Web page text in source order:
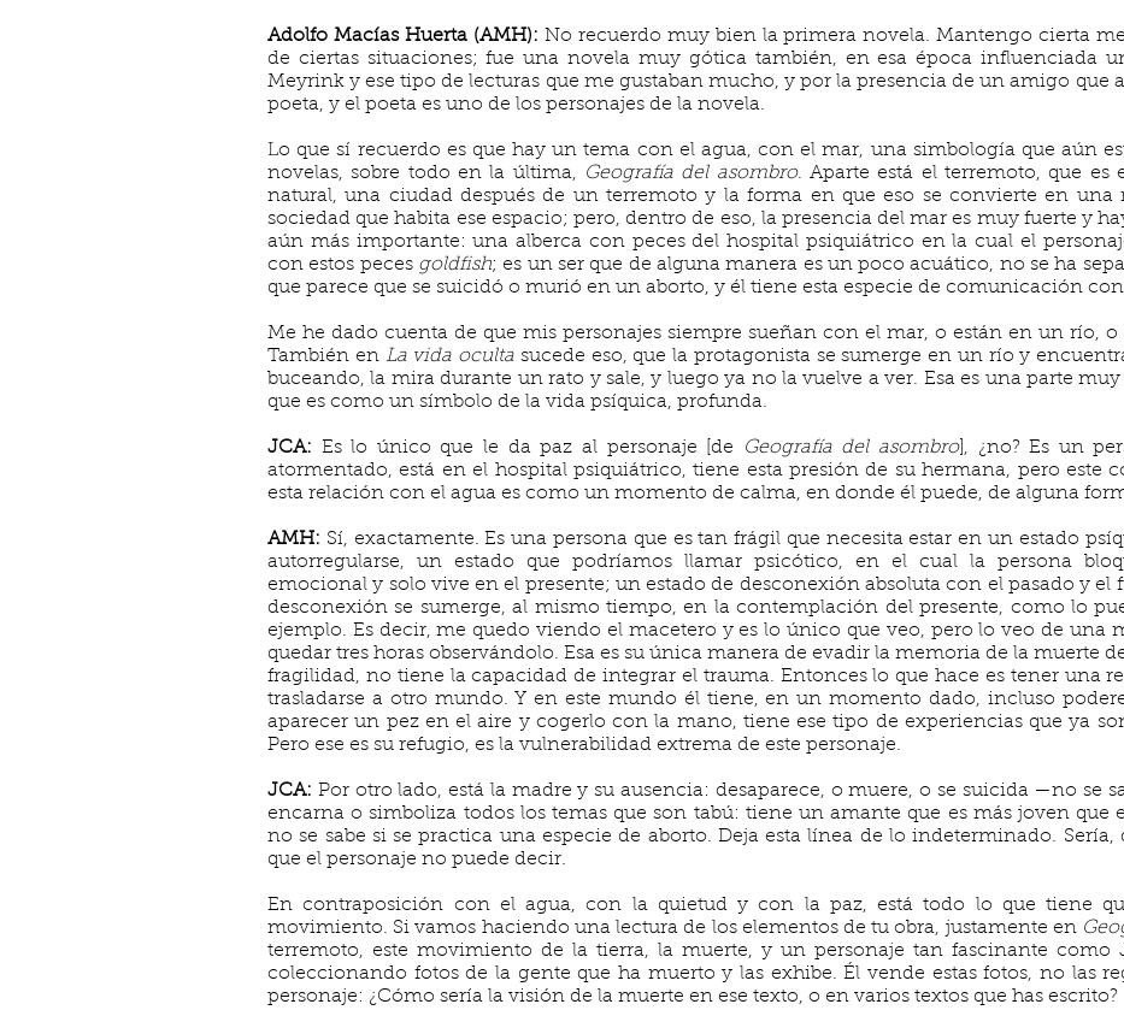
Adolfo Macías Huerta (AMH): No recuerdo muy bien la primera novela. Mantengo cierta
de ciertas situaciones; fue una novela muy gótica también, en esa época influenciada
Meyrink y ese tipo de lecturas que me gustaban mucho, y por la presencia de un amigo que
poeta, y el poeta es uno de los personajes de la novela.
Lo que sí recuerdo es que hay un tema con el agua, con el mar, una simbología que aún
novelas, sobre todo en la última, Geografía del asombro. Aparte está el terremoto, que es
natural, una ciudad después de un terremoto y la forma en que eso se convierte en una
sociedad que habita ese espacio; pero, dentro de eso, la presencia del mar es muy fuerte y
aún más importante: una alberca con peces del hospital psiquiátrico en la cual el
con estos peces goldfish; es un ser que de alguna manera es un poco acuático, no se ha
que parece que se suicidó o murió en un aborto, y él tiene esta especie de comunicación con
Me he dado cuenta de que mis personajes siempre sueñan con el mar, o están en un río, o
También en La vida oculta sucede eso, que la protagonista se sumerge en un río y
buceando, la mira durante un rato y sale, y luego ya no la vuelve a ver. Esa es una parte
que es como un símbolo de la vida psíquica, profunda.
JCA: Es lo único que le da paz al personaje [de Geografía del asombro], ¿no? Es un
atormentado, está en el hospital psiquiátrico, tiene esta presión de su hermana, pero este
esta relación con el agua es como un momento de calma, en donde él puede, de alguna
AMH: Sí, exactamente. Es una persona que es tan frágil que necesita estar en un estado
autorregularse, un estado que podríamos llamar psicótico, en el cual la persona
emocional y solo vive en el presente; un estado de desconexión absoluta con el pasado y el
desconexión se sumerge, al mismo tiempo, en la contemplación del presente, como lo
ejemplo. Es decir, me quedo viendo el macetero y es lo único que veo, pero lo veo de una
quedar tres horas observándolo. Esa es su única manera de evadir la memoria de la muerte
fragilidad, no tiene la capacidad de integrar el trauma. Entonces lo que hace es tener una
trasladarse a otro mundo. Y en este mundo él tiene, en un momento dado, incluso
aparecer un pez en el aire y cogerlo con la mano, tiene ese tipo de experiencias que ya
Pero ese es su refugio, es la vulnerabilidad extrema de este personaje.
JCA: Por otro lado, está la madre y su ausencia: desaparece, o muere, o se suicida —no se
encarna o simboliza todos los temas que son tabú: tiene un amante que es más joven que
no se sabe si se practica una especie de aborto. Deja esta línea de lo indeterminado.
que el personaje no puede decir.
En contraposición con el agua, con la quietud y con la paz, está todo lo que tiene
movimiento. Si vamos haciendo una lectura de los elementos de tu obra, justamente en
terremoto, este movimiento de la tierra, la muerte, y un personaje tan fascinante como
coleccionando fotos de la gente que ha muerto y las exhibe. Él vende estas fotos, no las
personaje: ¿Cómo sería la visión de la muerte en ese texto, o en varios textos que has escrito?